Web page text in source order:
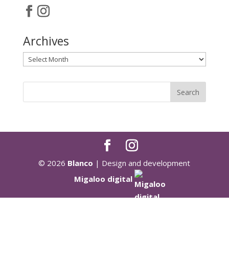
Archives
Archives
© 2026 Blanco | Design and development
Migaloo digital